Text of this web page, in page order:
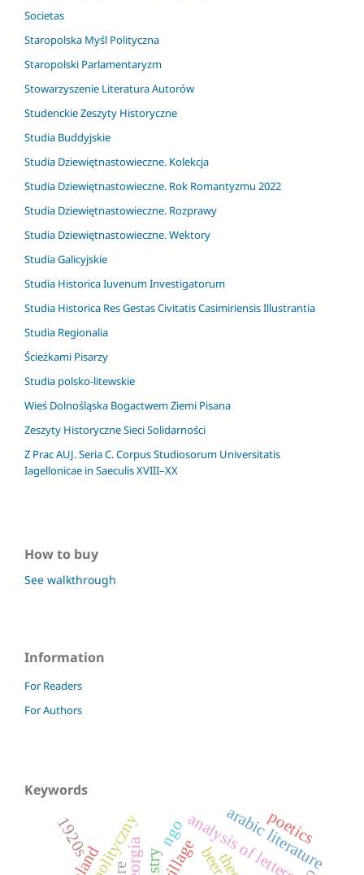
Societas
Staropolska Myśl Polityczna
Staropolski Parlamentaryzm
Stowarzyszenie Literatura Autorów
Studenckie Zeszyty Historyczne
Studia Buddyjskie
Studia Dziewiętnastowieczne. Kolekcja
Studia Dziewiętnastowieczne. Rok Romantyzmu 2022
Studia Dziewiętnastowieczne. Rozprawy
Studia Dziewiętnastowieczne. Wektory
Studia Galicyjskie
Studia Historica Iuvenum Investigatorum
Studia Historica Res Gestas Civitatis Casimiriensis Illustrantia
Studia Regionalia
Ścieżkami Pisarzy
Studia polsko-litewskie
Wieś Dolnośląska Bogactwem Ziemi Pisana
Zeszyty Historyczne Sieci Solidarności
Z Prac AUJ. Seria C. Corpus Studiosorum Universitatis
Iagellonicae in Saeculis XVIII–XX
How to buy
See walkthrough
Information
For Readers
For Authors
Keywords
beer
analysis of letters
village arabic literature
poetics
georgia
1920s ngo